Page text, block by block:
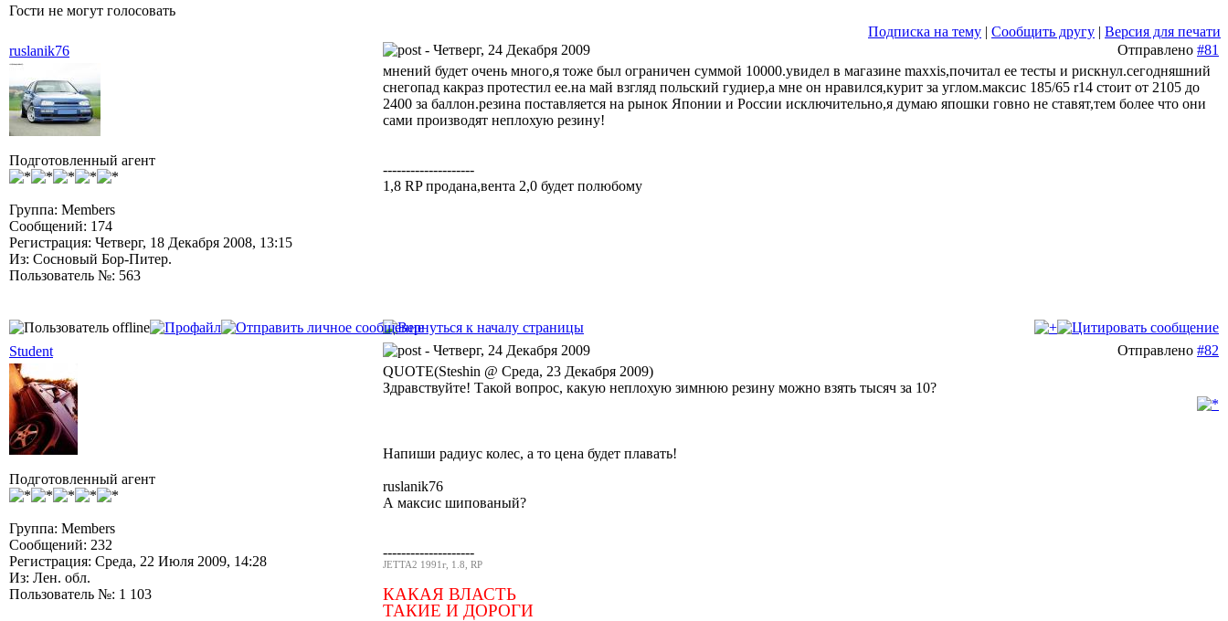
Гости не могут голосовать
Подписка на тему | Сообщить другу | Версия для печати
ruslanik76
- Четверг, 24 Декабря 2009 Отправлено #81
Подготовленный агент
Группа: Members
Сообщений: 174
Регистрация: Четверг, 18 Декабря 2008, 13:15
Из: Сосновый Бор-Питер.
Пользователь №: 563
мнений будет очень много,я тоже был ограничен суммой 10000.увидел в магазине maxxis,почитал ее тесты и рискнул.сегодняшний
снегопад какраз протестил ее.на май взгляд польский гудиер,а мне он нравился,курит за углом.максис 185/65 r14 стоит от 2105 до
2400 за баллон.резина поставляется на рынок Японии и России исключительно,я думаю япошки говно не ставят,тем более что они
сами производят неплохую резину!
--------------------
1,8 RP продана,вента 2,0 будет полюбому
Student - Четверг, 24 Декабря 2009 Отправлено #82
Подготовленный агент
Группа: Members
Сообщений: 232
Регистрация: Среда, 22 Июля 2009, 14:28
Из: Лен. обл.
Пользователь №: 1 103
QUOTE(Steshin @ Среда, 23 Декабря 2009)
Здравствуйте! Такой вопрос, какую неплохую зимнюю резину можно взять тысяч за 10?
Напиши радиус колес, а то цена будет плавать!
ruslanik76
А максис шипованый?
--------------------
JETTA2 1991г, 1.8, RP
КАКАЯ ВЛАСТЬ
ТАКИЕ И ДОРОГИ